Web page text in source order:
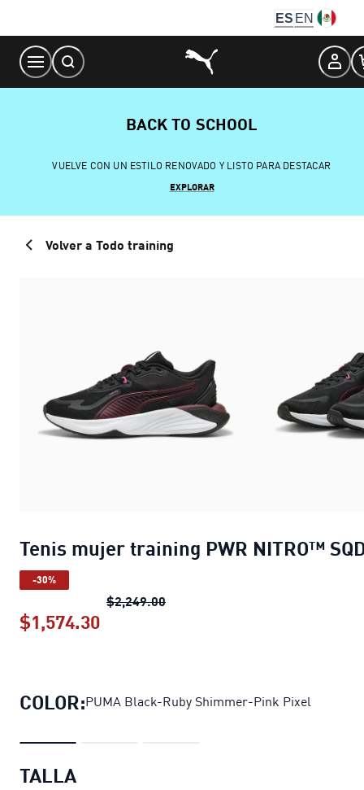
Content
ES EN
BACK TO SCHOOL
VUELVE CON UN ESTILO RENOVADO Y LISTO PARA DESTACAR
EXPLORAR
Volver a Todo training
Tenis mujer training PWR NITRO™
-30%
$2,249.00Tenis mujer training PWR
$1,574.30
COLOR:PUMA Black-Ruby Shimmer-Pink Pixel
TALLA